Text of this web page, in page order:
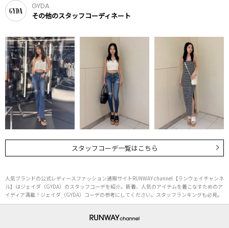
GYDA
その他のスタッフコーディネート
スタッフコーデ一覧はこちら
人気ブランドの公式レディースファッション通販サイトRUNWAY channel【ランウェイチャンネ
ル】はジェイダ（GYDA）のスタッフコーデを紹介。新着、人気のアイテムを着こなすためのア
イディア満載！ジェイダ（GYDA）コーデの参考にしてください。スタッフランキングも必見。